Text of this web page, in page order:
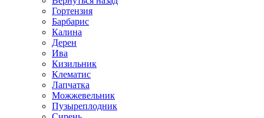
Гортензия
Барбарис
Калина
Дерен
Ива
Кизильник
Клематис
Лапчатка
Можжевельник
Пузыреплодник